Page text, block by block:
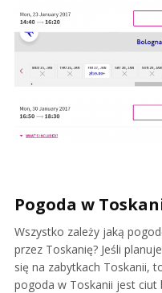
Pogoda w
Wszystko zależy jaką
przez Toskanię? Jeśli
się na zabytkach Toskanii,
pogoda w Toskanii jest ciut